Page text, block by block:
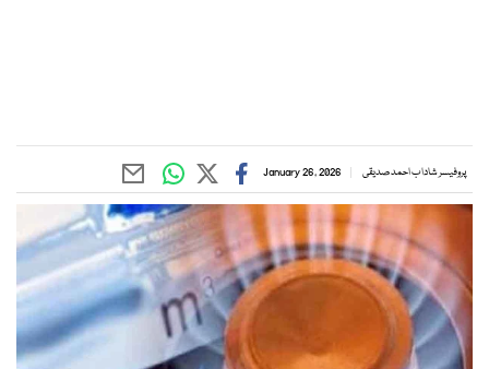
پروفیسر شاداب احمد صدیقی January 26, 2026